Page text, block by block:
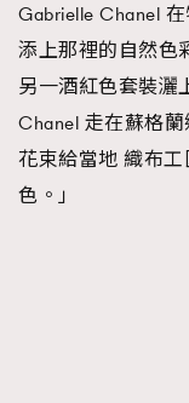
Gabrielle Chanel
添上那裡的自然色
另一酒紅色套裝灑
Chanel 走在蘇格
花束給當地 織布
色。」